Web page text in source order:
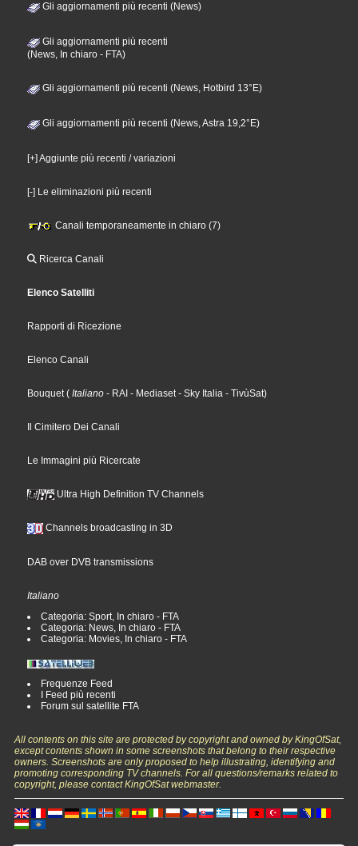
Gli aggiornamenti più recenti (News)
Gli aggiornamenti più recenti
(News, In chiaro - FTA)
Gli aggiornamenti più recenti (News, Hotbird 13°E)
Gli aggiornamenti più recenti (News, Astra 19,2°E)
[+] Aggiunte più recenti / variazioni
[-] Le eliminazioni più recenti
Canali temporaneamente in chiaro (7)
Ricerca Canali
Elenco Satelliti
Rapporti di Ricezione
Elenco Canali
Bouquet( Italiano - RAI - Mediaset- Sky Italia - TivùSat)
Il Cimitero Dei Canali
Le Immagini più Ricercate
Ultra High Definition TV Channels
Channels broadcasting in 3D
DAB over DVB transmissions
Italiano
Categoria: Sport, In chiaro - FTA
Categoria: News, In chiaro - FTA
Categoria: Movies, In chiaro - FTA
Frequenze Feed
I Feed più recenti
Forum sul satellite FTA
All contents on this site are protected by copyright and owned by KingOfSat,
except contents shown in some screenshots that belong to their respective
owners. Screenshots are only proposed to help illustrating, identifying and
promoting corresponding TV channels. For all questions/remarks related to
copyright, please contact KingOfSat webmaster.